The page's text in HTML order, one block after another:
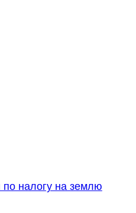
налогу на землю